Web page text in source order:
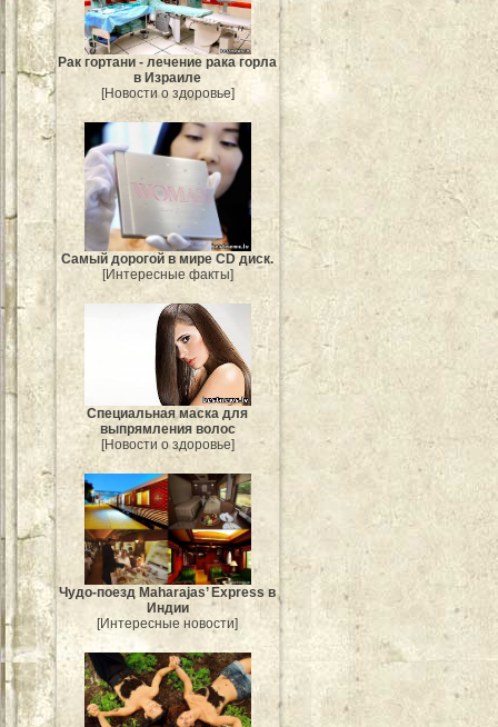
Рак гортани - лечение рака горла
в Израиле
[Новости о здоровье]
Самый дорогой в мире CD диск.
[Интересные факты]
Специальная маска для
выпрямления волос
[Новости о здоровье]
Чудо-поезд Maharajas’ Express в
Индии
[Интересные новости]